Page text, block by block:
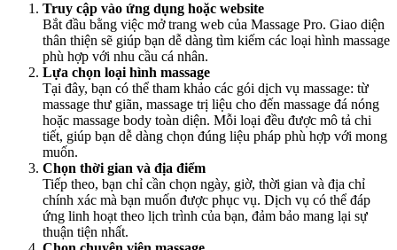
Truy cập vào ứng dụng hoặc website
Bắt đầu bằng việc mở trang web của Massage Pro. Giao diện
thân thiện sẽ giúp bạn dễ dàng tìm kiếm các loại hình massage
phù hợp với nhu cầu cá nhân.
Lựa chọn loại hình massage
Tại đây, bạn có thể tham khảo các gói dịch vụ massage: từ
massage thư giãn, massage trị liệu cho đến massage đá nóng
hoặc massage body toàn diện. Mỗi loại đều được mô tả chi
tiết, giúp bạn dễ dàng chọn đúng liệu pháp phù hợp với mong
muốn.
Chọn thời gian và địa điểm
Tiếp theo, bạn chỉ cần chọn ngày, giờ, thời gian và địa chỉ
chính xác mà bạn muốn được phục vụ. Dịch vụ có thể đáp
ứng linh hoạt theo lịch trình của bạn, đảm bảo mang lại sự
thuận tiện nhất.